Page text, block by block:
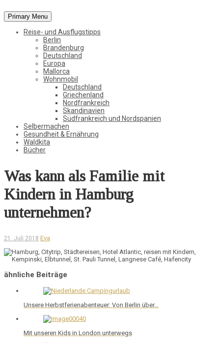
StadtWaldKind
Vom Leben in der Natur, der Stadt und in der weiten Welt
Primary Menu
Reise- und Ausflugstipps
Berlin
Brandenburg
Deutschland
Europa
Mallorca
Wohnmobil
Deutschland
Griechenland
Nordfrankreich
Skandinavien
Südfrankreich und Nordspanien
Selbermachen
Gesundheit & Ernährung
Waldkita
Bücher
Was kann als Familie mit
Kindern in Hamburg
unternehmen?
21. Juli 2018 Eva
ähnliche Beiträge
Unsere Herbstferienabenteuer: Von Berlin über…
Mit unseren Kids in London unterwegs